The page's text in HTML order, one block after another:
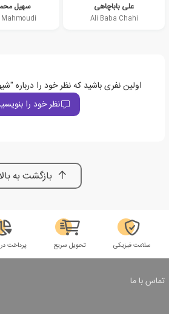
علی باباچاهی
Ali Baba Chahi
سهیل
Mahmoudi
اولین نفری باشید که نظر خود را درباره
نظر خود را
بازگشت به
سلامت فیزیکی تحویل سریع پرداخت در 4
تماس با ما